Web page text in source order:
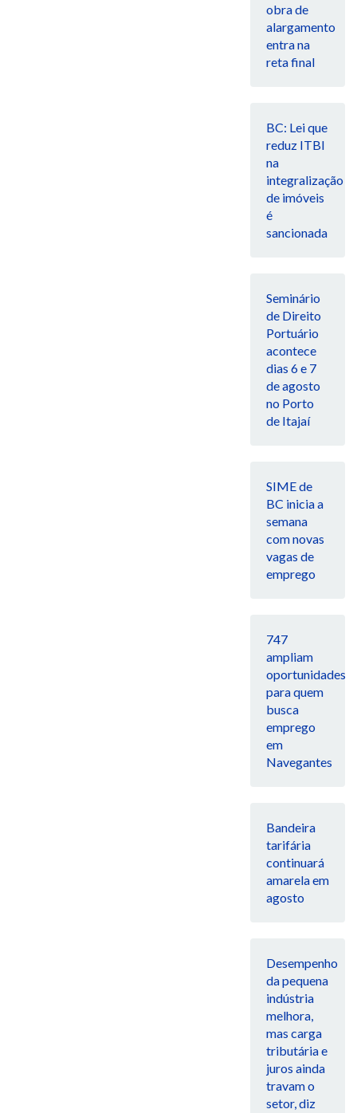
obra de
alargamento
entra na
reta final
BC: Lei que
reduz ITBI
na
integralização
de imóveis
é
sancionada
Seminário
de Direito
Portuário
acontece
dias 6 e 7
de agosto
no Porto
de Itajaí
SIME de
BC inicia a
semana
com novas
vagas de
emprego
747
ampliam
oportunidades
para quem
busca
emprego
em
Navegantes
Bandeira
tarifária
continuará
amarela em
agosto
Desempenho
da pequena
indústria
melhora,
mas carga
tributária e
juros ainda
travam o
setor, diz